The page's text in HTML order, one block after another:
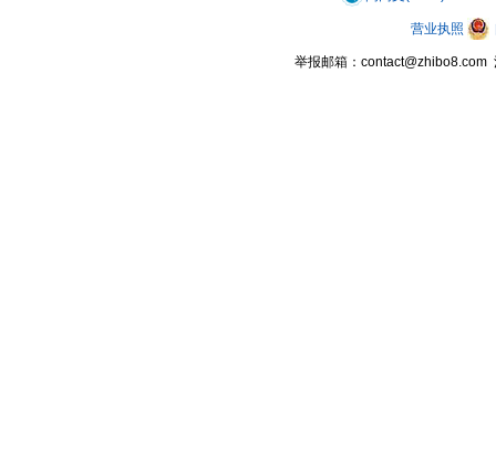
营业执照
举报邮箱：